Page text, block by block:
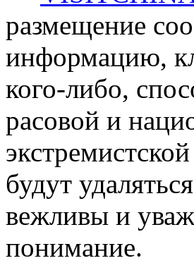
размещение
информацию,
кого-либо,
расовой и
будут
вежливы и
понимание.